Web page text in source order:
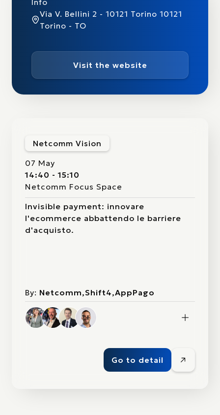
Info
Via V. Bellini 2 - 10121 Torino 10121
Torino - TO
Visit the website
Netcomm Vision
07 May
14:40 - 15:10
Netcomm Focus Space
Invisible payment: innovare
l'ecommerce abbattendo le barriere
d'acquisto.
By: Netcomm,Shift4,AppPago
1+
Go to detail